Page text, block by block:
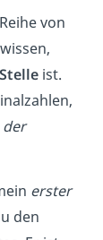
von
ist.
der
erster
den